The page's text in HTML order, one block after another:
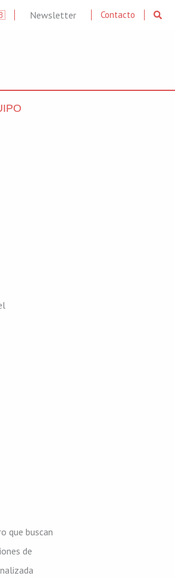
Newsletter Contacto
que buscan
de